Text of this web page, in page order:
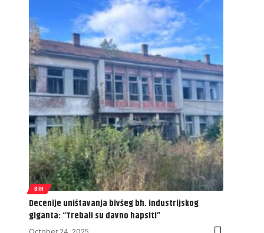
BIH
Decenije uništavanja bivšeg bh. industrijskog
giganta: “Trebali su davno hapsiti”